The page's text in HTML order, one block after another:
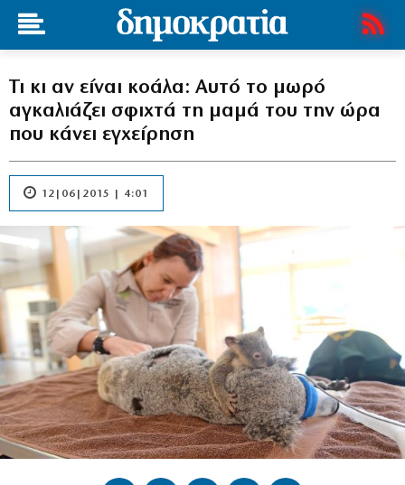
Τι κι αν είναι κοάλα: Αυτό το μωρό
αγκαλιάζει σφιχτά τη μαμά του την ώρα
που κάνει εγχείρηση
12|06|2015 | 4:01